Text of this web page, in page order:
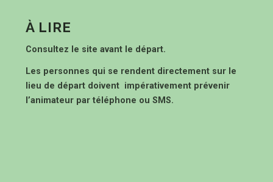
À LIRE
Consultez le site avant le départ.
Les personnes qui se rendent directement sur le
lieu de départ doivent impérativement prévenir
l’animateur par téléphone ou SMS.